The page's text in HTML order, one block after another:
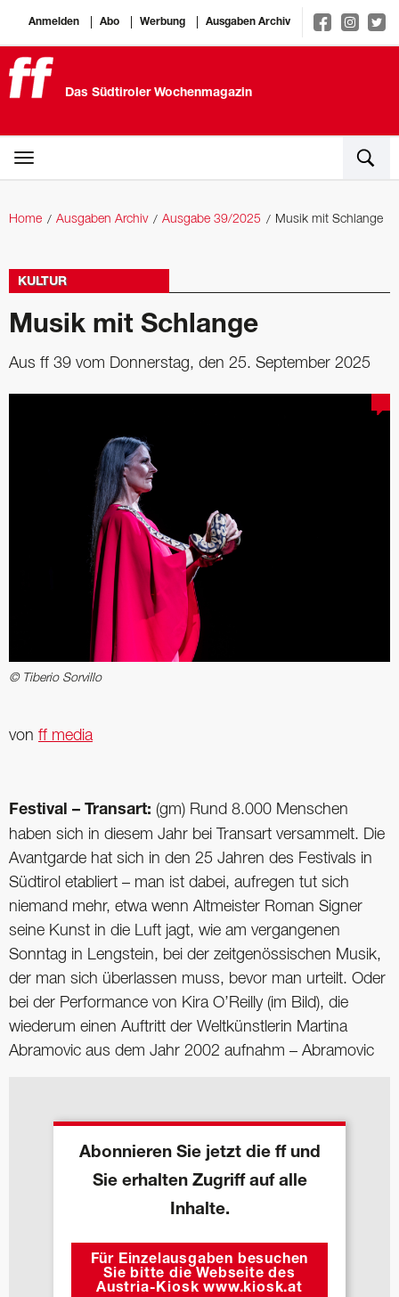
Anmelden Abo Werbung Ausgaben Archiv
Das Südtiroler Wochenmagazin
Home Ausgaben Archiv Ausgabe 39/2025 Musik mit Schlange
KULTUR
Musik mit Schlange
Aus ff 39 vom Donnerstag, den 25. September 2025
© Tiberio Sorvillo
von ff media
Festival – Transart: (gm) Rund 8.000 Menschen
haben sich in diesem Jahr bei Transart versammelt. Die
Avantgarde hat sich in den 25 Jahren des Festivals in
Südtirol etabliert – man ist dabei, aufregen tut sich
niemand mehr, etwa wenn Altmeister Roman Signer
seine Kunst in die Luft jagt, wie am vergangenen
Sonntag in Lengstein, bei der zeitgenössischen Musik,
der man sich überlassen muss, bevor man urteilt. Oder
bei der ­Performance von Kira O’Reilly (im Bild), die
wiederum einen Auftritt der Weltkünstlerin Martina
Abramovic aus dem Jahr 2002 aufnahm – Abramovic
Abonnieren Sie jetzt die ff und
Sie erhalten Zugriff auf alle
Inhalte.
Für Einzelausgaben besuchen
Sie bitte die Webseite des
Austria-Kiosk www.kiosk.at